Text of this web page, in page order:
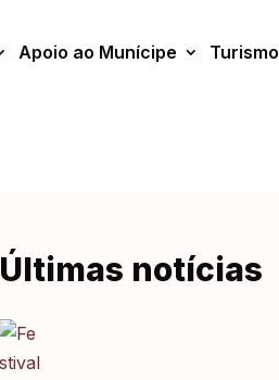
Apoio ao Munícipe Turismo
Últimas notícias